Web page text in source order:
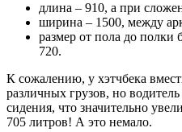
длина – 910, а при
ширина – 1500, между
размер от пола до полки
720.
К сожалению, у хэтчбека
различных грузов, но
сидения, что значительно
705 литров! А это немало.